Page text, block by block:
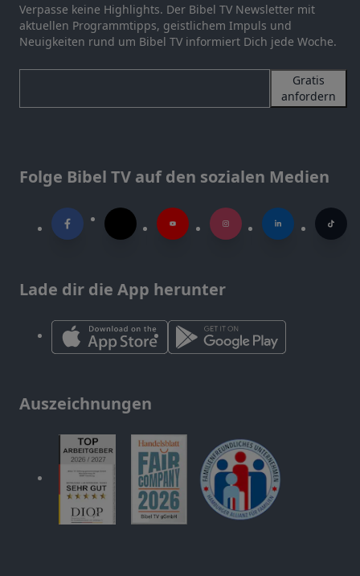
Verpasse keine Highlights. Der Bibel TV Newsletter mit
aktuellen Programmtipps, geistlichem Impuls und
Neuigkeiten rund um Bibel TV informiert Dich jede Woche.
Gratis
anfordern
Folge Bibel TV auf den sozialen Medien
Lade dir die App herunter
Auszeichnungen